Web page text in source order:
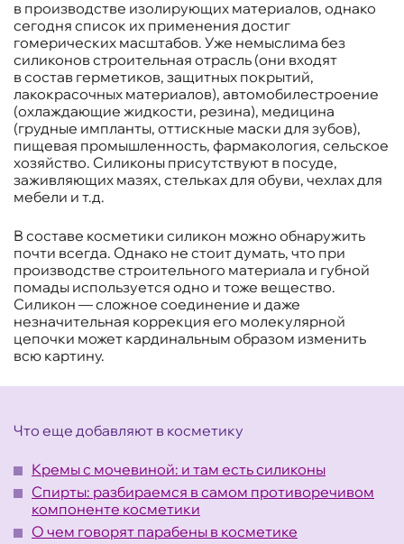
в производстве изолирующих материалов, однако
сегодня список их применения достиг
гомерических масштабов. Уже немыслима без
силиконов строительная отрасль (они входят
в состав герметиков, защитных покрытий,
лакокрасочных материалов), автомобилестроение
(охлаждающие жидкости, резина), медицина
(грудные импланты, оттискные маски для зубов),
пищевая промышленность, фармакология, сельское
хозяйство. Силиконы присутствуют в посуде,
заживляющих мазях, стельках для обуви, чехлах для
мебели и т.д.
В составе косметики силикон можно обнаружить
почти всегда. Однако не стоит думать, что при
производстве строительного материала и губной
помады используется одно и тоже вещество.
Силикон — сложное соединение и даже
незначительная коррекция его молекулярной
цепочки может кардинальным образом изменить
всю картину.
Что еще добавляют в косметику
Кремы с мочевиной: и там есть силиконы
Спирты: разбираемся в самом противоречивом
компоненте косметики
О чем говорят парабены в косметике